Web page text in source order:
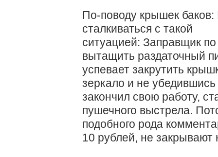
По-поводу крышек баков:
сталкиваться с такой
ситуацией: Заправщик
вытащить раздаточный
успевает закрутить
зеркало и не убедившись
закончил свою работу,
пушечного выстрела.
подобного рода
10 рублей, не закрывают